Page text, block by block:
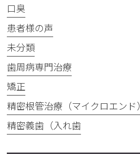
口臭
患者様の声
未分類
歯周病専門治療
矯正
精密根管治療（マイクロエンド）
精密義歯（入れ歯